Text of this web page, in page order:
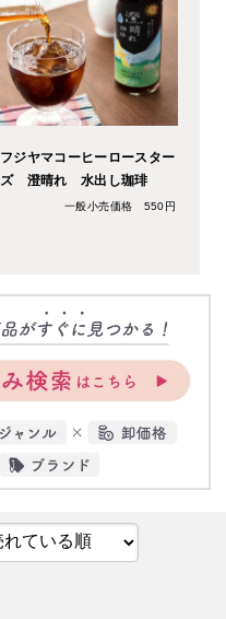
フジヤマコーヒーロースター
ズ 澄晴れ 水出し珈琲
一般小売価格 550円